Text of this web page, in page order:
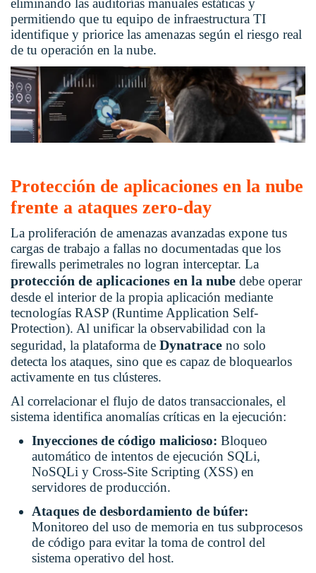
eliminando las auditorías manuales estáticas y
permitiendo que tu equipo de infraestructura TI
identifique y priorice las amenazas según el riesgo real
de tu operación en la nube.
Protección de aplicaciones en la nube
frente a ataques zero-day
La proliferación de amenazas avanzadas expone tus
cargas de trabajo a fallas no documentadas que los
firewalls perimetrales no logran interceptar. La
protección de aplicaciones en la nube debe operar
desde el interior de la propia aplicación mediante
tecnologías RASP (Runtime Application Self-
Protection). Al unificar la observabilidad con la
seguridad, la plataforma de Dynatrace no solo
detecta los ataques, sino que es capaz de bloquearlos
activamente en tus clústeres.
Al correlacionar el flujo de datos transaccionales, el
sistema identifica anomalías críticas en la ejecución:
Inyecciones de código malicioso: Bloqueo
automático de intentos de ejecución SQLi,
NoSQLi y Cross-Site Scripting (XSS) en
servidores de producción.
Ataques de desbordamiento de búfer:
Monitoreo del uso de memoria en tus subprocesos
de código para evitar la toma de control del
sistema operativo del host.